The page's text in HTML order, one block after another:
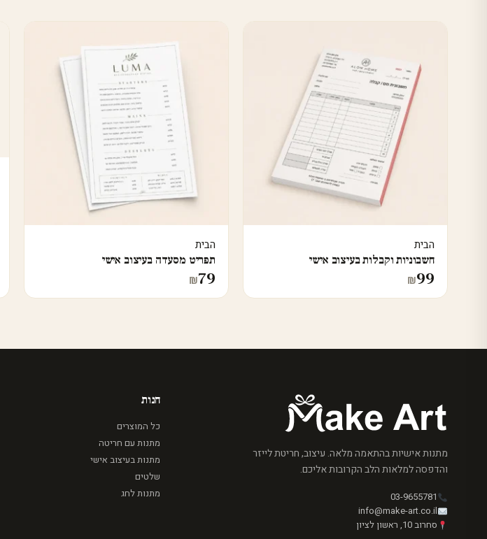
הבית
חשבוניות וקבלות בעיצוב אישי
₪99
הבית
תפריט מסעדה בעיצוב אישי
₪79
מתנות אישיות בהתאמה מלאה. עיצוב, חריטת לייזר
והדפסה למלאות הלב הקרובות אליכם.
03-9655781
info@make-art.co.il
סחרוב 10, ראשון לציון
חנות
כל המוצרים
מתנות עם חריטה
מתנות בעיצוב אישי
שלטים
מתנות לחג